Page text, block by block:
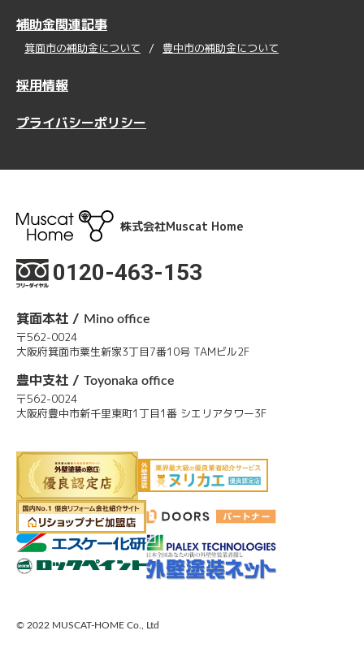
補助金関連記事
箕面市の補助金について 豊中市の補助金について
採用情報
プライバシーポリシー
株式会社Muscat Home
0120-463-153
箕面本社 / Mino office
〒562-0024
大阪府箕面市粟生新家3丁目7番10号 TAMビル2F
豊中支社 / Toyonaka office
〒562-0024
大阪府豊中市新千里東町1丁目1番 シエリアタワー3F
© 2022 MUSCAT-HOME Co., Ltd